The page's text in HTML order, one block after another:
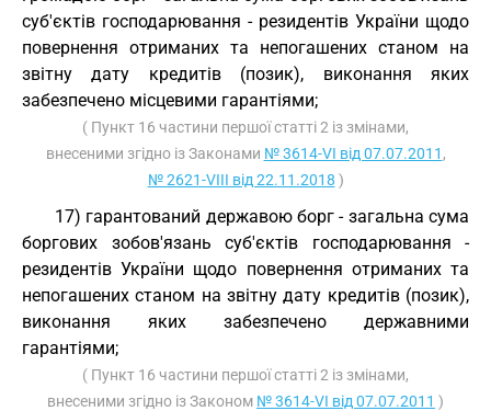
суб'єктів господарювання - резидентів України щодо
повернення отриманих та непогашених станом на
звітну дату кредитів (позик), виконання яких
забезпечено місцевими гарантіями;
( Пункт 16 частини першої статті 2 із змінами,
внесеними згідно із Законами № 3614-VI від 07.07.2011 ,
№ 2621-VIII від 22.11.2018 )
17) гарантований державою борг - загальна сума
боргових зобов'язань суб'єктів господарювання -
резидентів України щодо повернення отриманих та
непогашених станом на звітну дату кредитів (позик),
виконання яких забезпечено державними
гарантіями;
( Пункт 16 частини першої статті 2 із змінами,
внесеними згідно із Законом № 3614-VI від 07.07.2011 )